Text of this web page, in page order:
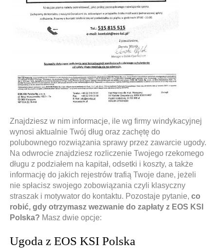
Znajdziesz w nim informacje, ile wg firmy windykacyjnej
wynosi aktualnie Twój dług oraz zachętę do
polubownego rozwiązania sprawy przez zawarcie ugody.
Na odwrocie znajdziesz rozliczenie Twojego rzekomego
długu z podziałem na kapitał, odsetki i koszty, a także
informację do jakich rejestrów trafią Twoje dane, jeżeli
nie spłacisz swojego zobowiązania czyli klasyczny
straszak i motywator do kontaktu. Pozostaje pytanie, co
robić, gdy otrzymasz wezwanie do zapłaty z EOS KSI
Polska? Masz dwie opcje:
Ugoda z EOS KSI Polska